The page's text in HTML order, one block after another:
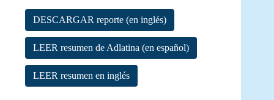
DESCARGAR reporte (en inglés)
LEER resumen de Adlatina (en español)
LEER resumen en inglés